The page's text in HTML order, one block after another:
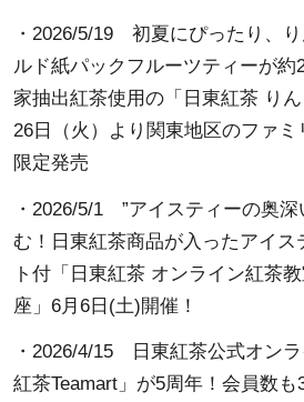
・2026/5/19 初夏にぴったり、
ルド紙パックフルーツティーが約
家抽出紅茶使用の「日東紅茶 り
26日（火）より関東地区のファミ
限定発売
・2026/5/1 ”アイスティーの奥
む！日東紅茶商品が入ったアイス
ト付「日東紅茶 オンライン紅茶
座」6月6日(土)開催！
・2026/4/15
日東紅茶公式オン
紅茶Teamart」が5周年！会員数も